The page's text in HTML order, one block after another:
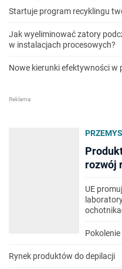
Startuje program recyklingu
Jak wyeliminować zatory
w instalacjach procesowych?
Nowe kierunki efektywności w
rozwój
UE
Rynek produktów do depilacji